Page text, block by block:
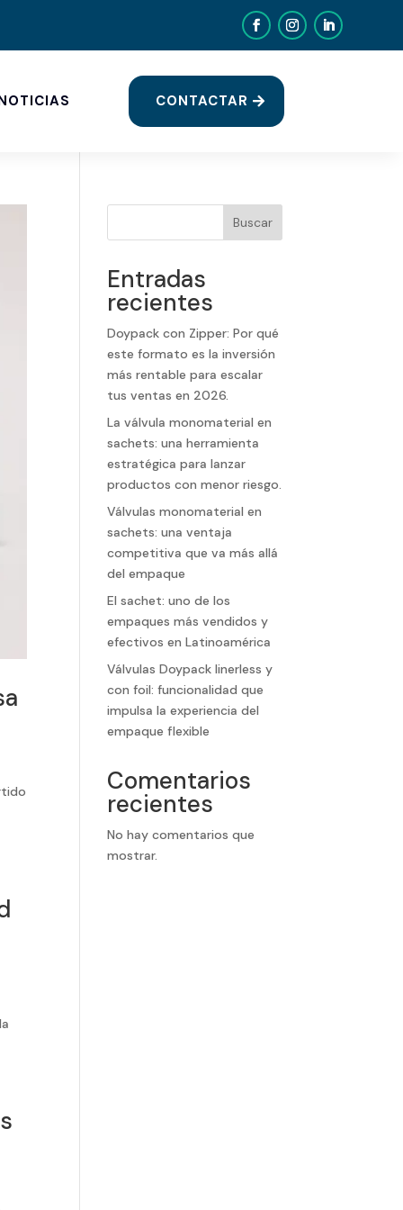
CONTACTAR
Buscar
Entradas
recientes
Doypack con Zipper: Por qué
este formato es la inversión
más rentable para escalar
tus ventas en 2026.
La válvula monomaterial en
sachets: una herramienta
estratégica para lanzar
productos con menor riesgo.
Válvulas monomaterial en
sachets: una ventaja
competitiva que va más allá
del empaque
El sachet: uno de los
empaques más vendidos y
efectivos en Latinoamérica
Válvulas Doypack linerless y
con foil: funcionalidad que
impulsa la experiencia del
empaque flexible
Comentarios
recientes
No hay comentarios que
mostrar.